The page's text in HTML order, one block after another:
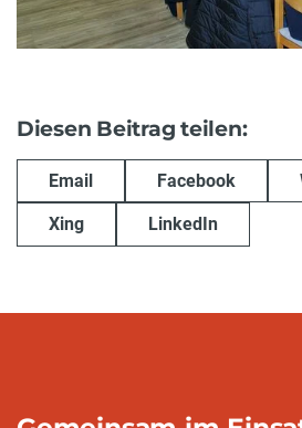
Diesen Beitrag teilen:
Email Facebook
Xing LinkedIn